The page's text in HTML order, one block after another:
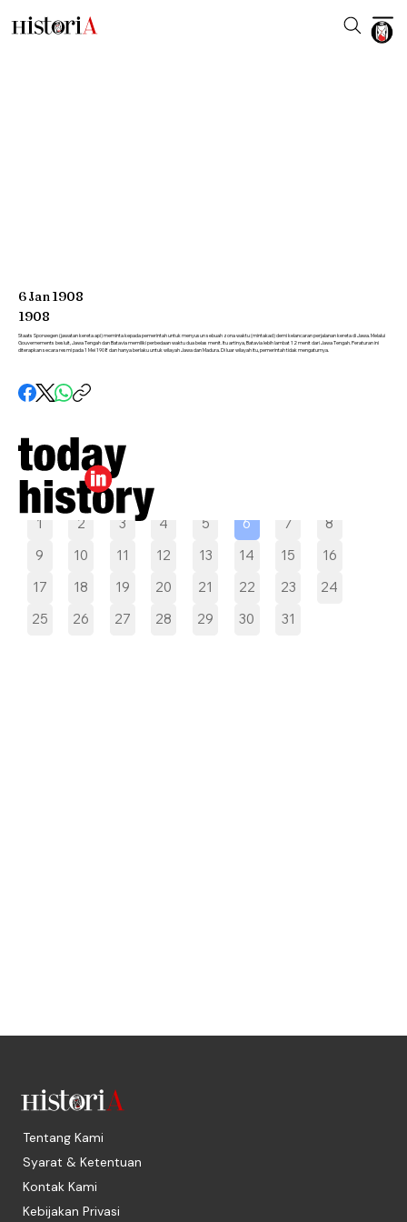
Pilih tanggal
1 2 3 4 5 6 7
8
9
10 11 12 13 14 15
16
17
18 19 20 21 22 23
24
25
26 27 28 29 30 31
6Jan1908
1908
Staats Sporwegen (jawatan kereta api) meminta kepada pemerintah untuk menyusun sebuah zona waktu (mintakad) demi kelancaran perjalanan kereta di Jawa. Melalui
Gouvernements besluit, Jawa Tengah dan Batavia memiliki perbedaan waktu dua belas menit. Itu artinya, Batavia lebih lambat 12 menit dari Jawa Tengah. Peraturan ini
diterapkan secara resmi pada 1 Mei 1908 dan hanya berlaku untuk wilayah Jawa dan Madura. Di luar wilayah itu, pemerintah tidak mengaturnya.
Tentang Kami
Syarat & Ketentuan
Kontak Kami
Kebijakan Privasi